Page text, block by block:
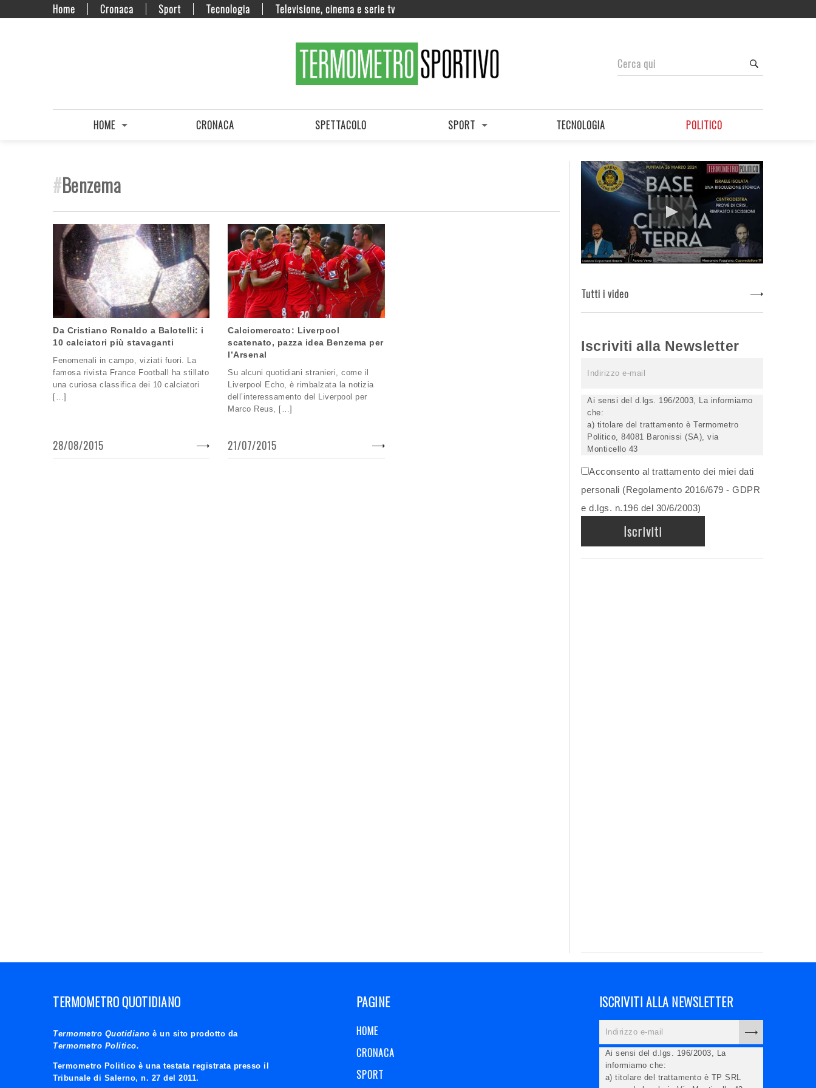
Home Cronaca Sport Tecnologia Televisione, cinema e serie tv
HOME CRONACA SPETTACOLO SPORT TECNOLOGIA POLITICO
#Benzema
Da Cristiano Ronaldo a Balotelli: i
10 calciatori più stavaganti
Fenomenali in campo, viziati fuori. La
famosa rivista France Football ha stillato
una curiosa classifica dei 10 calciatori
[…]
28/08/2015
Calciomercato: Liverpool
scatenato, pazza idea Benzema per
l’Arsenal
Su alcuni quotidiani stranieri, come il
Liverpool Echo, è rimbalzata la notizia
dell’interessamento del Liverpool per
Marco Reus, […]
21/07/2015
Tutti i video
Iscriviti alla Newsletter
Ai sensi del d.lgs. 196/2003, La informiamo
che:
a) titolare del trattamento è Termometro
Politico, 84081 Baronissi (SA), via
Monticello 43
elettronicamente) soltanto dagli incaricati
autorizzati, esclusivamente per dare corso
all'invio della newsletter e per l'invio (anche
via email) di informazioni relative alle
c) la comunicazione dei dati è facoltativa,
ma in mancanza non potremo evadere la
Sua richiesta;
Acconsento al trattamento dei miei dati
personali (Regolamento 2016/679 - GDPR
e d.lgs. n.196 del 30/6/2003)
TERMOMETRO QUOTIDIANO
Termometro Quotidiano è un sito prodotto da
Termometro Politico.
Termometro Politico è una testata registrata presso il
Tribunale di Salerno, n. 27 del 2011.
PAGINE
HOME
CRONACA
SPORT
ISCRIVITI ALLA NEWSLETTER
Ai sensi del d.lgs. 196/2003, La
informiamo che:
a) titolare del trattamento è TP SRL